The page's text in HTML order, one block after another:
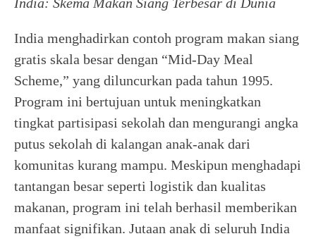
India menghadirkan contoh program makan siang
gratis skala besar dengan “Mid-Day Meal
Scheme,” yang diluncurkan pada tahun 1995.
Program ini bertujuan untuk meningkatkan
tingkat partisipasi sekolah dan mengurangi angka
putus sekolah di kalangan anak-anak dari
komunitas kurang mampu. Meskipun menghadapi
tantangan besar seperti logistik dan kualitas
makanan, program ini telah berhasil memberikan
manfaat signifikan. Jutaan anak di seluruh India